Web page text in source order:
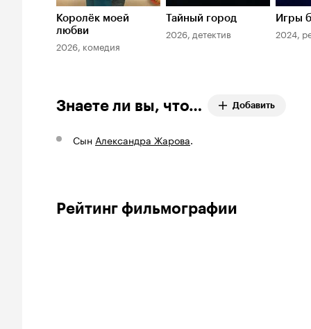
Королёк моей
любви
2026, комедия
Тайный город
2026, детектив
Игры
2024,
Знаете ли вы, что… Добавить
Сын Александра Жарова.
Рейтинг фильмографии